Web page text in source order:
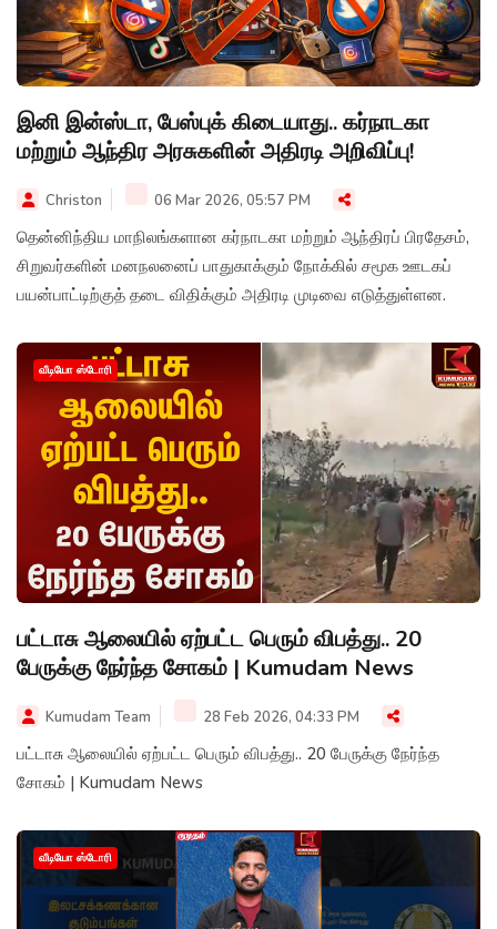
இனி இன்ஸ்டா, பேஸ்புக் கிடையாது.. கர்நாடகா
மற்றும் ஆந்திர அரசுகளின் அதிரடி அறிவிப்பு!
Christon 06 Mar 2026, 05:57 PM
தென்னிந்திய மாநிலங்களான கர்நாடகா மற்றும் ஆந்திரப் பிரதேசம்,
சிறுவர்களின் மனநலனைப் பாதுகாக்கும் நோக்கில் சமூக ஊடகப்
பயன்பாட்டிற்குத் தடை விதிக்கும் அதிரடி முடிவை எடுத்துள்ளன.
வீடியோ ஸ்டோரி
பட்டாசு ஆலையில் ஏற்பட்ட பெரும் விபத்து.. 20
பேருக்கு நேர்ந்த சோகம் | Kumudam News
Kumudam Team 28 Feb 2026, 04:33 PM
பட்டாசு ஆலையில் ஏற்பட்ட பெரும் விபத்து.. 20 பேருக்கு நேர்ந்த
சோகம் | Kumudam News
வீடியோ ஸ்டோரி